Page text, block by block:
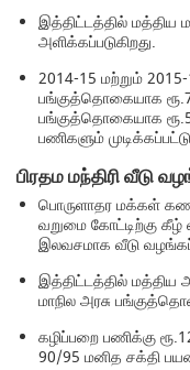
இத்திட்டத்தில் மத்திய
அளிக்கப்படுகிறது.
2014-15 மற்றும் 2015-
பங்குத்தொகையாக
பங்குத்தொகையாக
பணிகளும்
பிரதம மந்திரி வீடு
பொருளாதர மக்கள்
வறுமை கோட்டிற்கு கீழ்
இலவசமாக வீடு
இத்திட்டத்தில்
மாநில அரசு
கழிப்பறை பணிக்கு
90/95 மனித சக்தி